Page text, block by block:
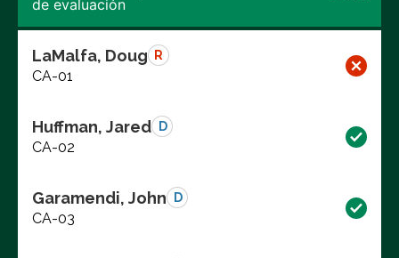
de evaluación
LaMalfa, Doug R
CA-01
Huffman, Jared D
CA-02
Garamendi, John D
CA-03